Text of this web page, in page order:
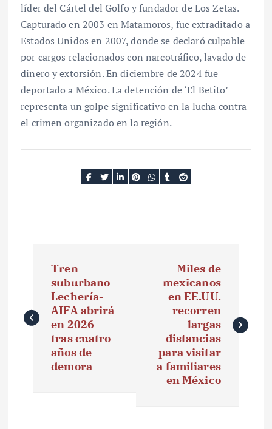
líder del Cártel del Golfo y fundador de Los Zetas.
Capturado en 2003 en Matamoros, fue extraditado a
Estados Unidos en 2007, donde se declaró culpable
por cargos relacionados con narcotráfico, lavado de
dinero y extorsión. En diciembre de 2024 fue
deportado a México. La detención de ‘El Betito’
representa un golpe significativo en la lucha contra
el crimen organizado en la región.
v
e
Tren
suburbano
Lechería-
AIFA abrirá
en 2026
tras cuatro
años de
demora
Miles de
mexicanos
en EE.UU.
recorren
largas
distancias
para visitar
a familiares
en México